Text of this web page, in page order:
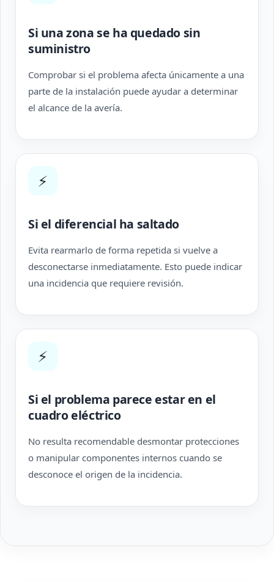
Si una zona se ha quedado sin
suministro
Comprobar si el problema afecta únicamente a una
parte de la instalación puede ayudar a determinar
el alcance de la avería.
⚡
Si el diferencial ha saltado
Evita rearmarlo de forma repetida si vuelve a
desconectarse inmediatamente. Esto puede indicar
una incidencia que requiere revisión.
⚡
Si el problema parece estar en el
cuadro eléctrico
No resulta recomendable desmontar protecciones
o manipular componentes internos cuando se
desconoce el origen de la incidencia.